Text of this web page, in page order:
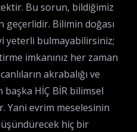
Bu sorun, bildiğimiz
Bilimin doğası
yeterli bulmayabilirsiniz;
imkanınız her zaman
akrabalığı ve
HİÇ BİR bilimsel
Yani evrim meselesinin
hiç bir